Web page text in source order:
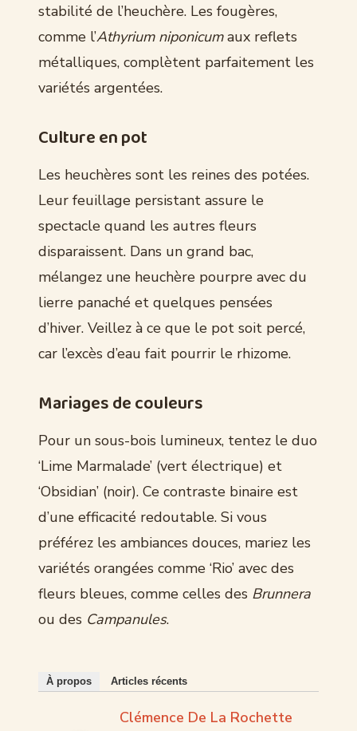
stabilité de l’heuchère. Les fougères,
comme l’Athyrium niponicumaux reflets
métalliques, complètent parfaitement les
variétés argentées.
Culture en pot
Les heuchères sont les reines des potées.
Leur feuillage persistant assure le
spectacle quand les autres fleurs
disparaissent. Dans un grand bac,
mélangez une heuchère pourpre avec du
lierre panaché et quelques pensées
d’hiver. Veillez à ce que le pot soit percé,
car l’excès d’eau fait pourrir le rhizome.
Mariages de couleurs
Pour un sous-bois lumineux, tentez le duo
‘Lime Marmalade’ (vert électrique) et
‘Obsidian’ (noir). Ce contraste binaire est
d’une efficacité redoutable. Si vous
préférez les ambiances douces, mariez les
variétés orangées comme ‘Rio’ avec des
fleurs bleues, comme celles des Brunnera
ou des Campanules.
À propos Articles récents
Clémence De La Rochette